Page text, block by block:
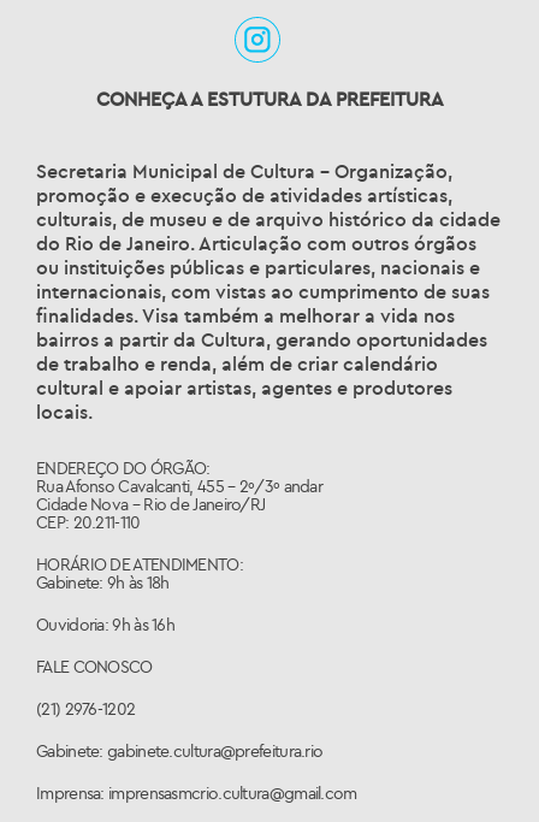
CONHEÇA A ESTUTURA DA PREFEITURA
Secretaria Municipal de Cultura – Organização,
promoção e execução de atividades artísticas,
culturais, de museu e de arquivo histórico da cidade
do Rio de Janeiro. Articulação com outros órgãos
ou instituições públicas e particulares, nacionais e
internacionais, com vistas ao cumprimento de suas
finalidades. Visa também a melhorar a vida nos
bairros a partir da Cultura, gerando oportunidades
de trabalho e renda, além de criar calendário
cultural e apoiar artistas, agentes e produtores
locais.
ENDEREÇO DO ÓRGÃO:
Rua Afonso Cavalcanti, 455 – 2º/3º andar
Cidade Nova – Rio de Janeiro/RJ
CEP: 20.211-110
HORÁRIO DE ATENDIMENTO:
Gabinete: 9h às 18h
Ouvidoria: 9h às 16h
FALE CONOSCO
(21) 2976-1202
Gabinete: gabinete.cultura@prefeitura.rio
Imprensa: imprensasmcrio.cultura@gmail.com